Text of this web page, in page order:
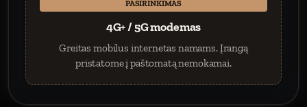
PASIRINKIMAS
4G+ / 5G modemas
Greitas mobilus internetas namams. Įrangą
pristatome į paštomatą nemokamai.